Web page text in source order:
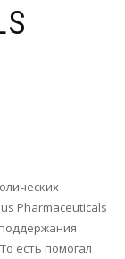
Pharmaceuticals
есть помогал